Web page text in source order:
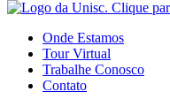
Onde Estamos
Tour Virtual
Trabalhe Conosco
Contato